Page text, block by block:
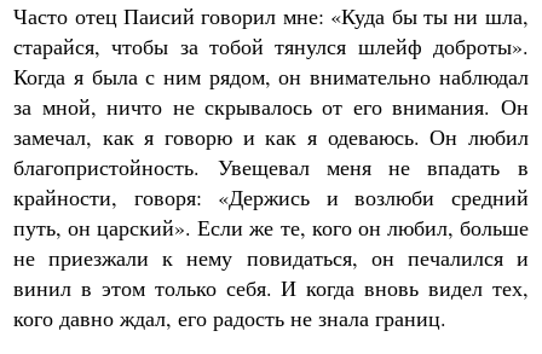
Часто отец Паисий говорил мне: «Куда бы ты ни шла,
старайся, чтобы за тобой тянулся шлейф доброты».
Когда я была с ним рядом, он внимательно наблюдал
за мной, ничто не скрывалось от его внимания. Он
замечал, как я говорю и как я одеваюсь. Он любил
благопристойность. Увещевал меня не впадать в
крайности, говоря: «Держись и возлюби средний
путь, он царский». Если же те, кого он любил, больше
не приезжали к нему повидаться, он печалился и
винил в этом только себя. И когда вновь видел тех,
кого давно ждал, его радость не знала границ.